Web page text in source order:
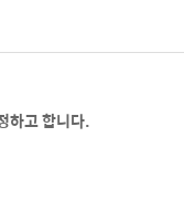
하고 합니다.